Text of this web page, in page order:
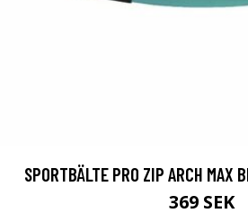
SPORTBÄLTE PRO ZIP ARCH
369 SEK